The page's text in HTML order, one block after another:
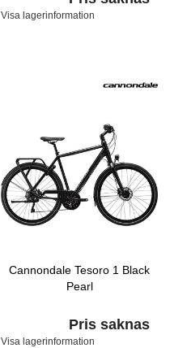
Visa lagerinformation
Cannondale Tesoro 1 Black
Pearl
Pris saknas
Visa lagerinformation